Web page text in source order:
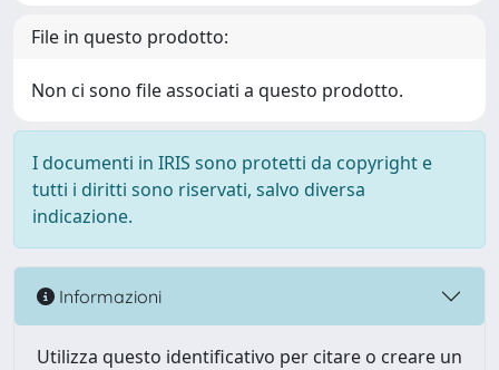
File in questo prodotto:
Non ci sono file associati a questo prodotto.
I documenti in IRIS sono protetti da copyright e
tutti i diritti sono riservati, salvo diversa
indicazione.
Informazioni
Utilizza questo identificativo per citare o creare un